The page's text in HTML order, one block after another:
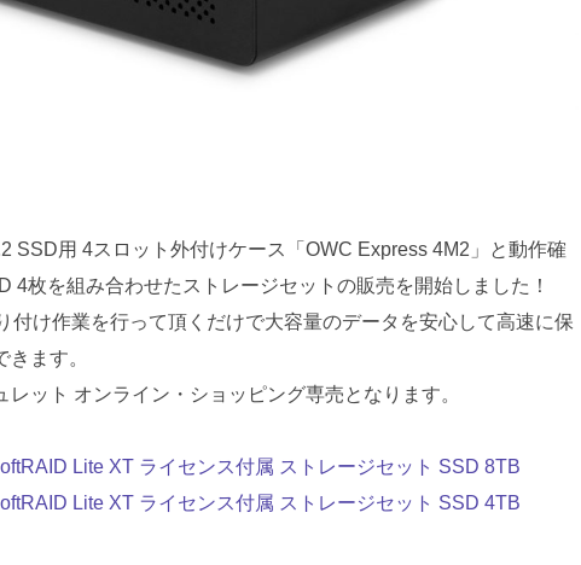
SSD用 4スロット外付けケース「OWC Express 4M2」と動作確
4枚を組み合わせたストレージセットの販売を開始しました！
付け作業を行って頂くだけで大容量のデータを安心して高速に保
ます。
レット オンライン・ショッピング専売となります。
Lite XT ライセンス付属 ストレージセット SSD 8TB
Lite XT ライセンス付属 ストレージセット SSD 4TB